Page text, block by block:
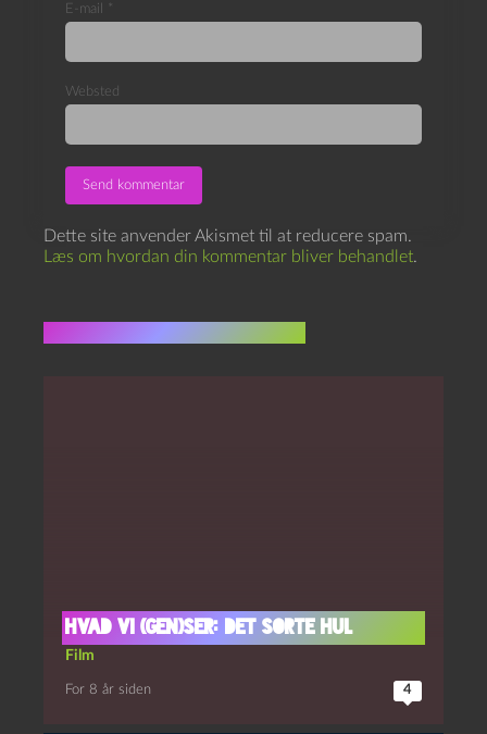
E-mail *
Websted
Dette site anvender Akismet til at reducere spam.
Læs om hvordan din kommentar bliver behandlet.
Hvad vi (gen)ser: Det sorte hul
Film
For 8 år siden 4